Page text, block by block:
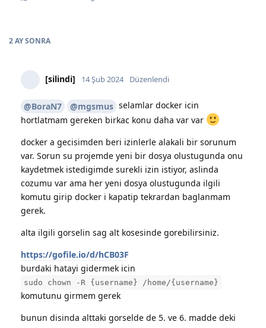
2 AYSONRA
[silindi] 14 Şub 2024 Düzenlendi
@BoraN7 @mgsmus selamlar docker icin
hortlatmam gereken birkac konu daha var var
docker a gecisimden beri izinlerle alakali bir sorunum
var. Sorun su projemde yeni bir dosya olustugunda onu
kaydetmek istedigimde surekli izin istiyor, aslinda
cozumu var ama her yeni dosya olustugunda ilgili
komutu girip docker i kapatip tekrardan baglanmam
gerek.
alta ilgili gorselin sag alt kosesinde gorebilirsiniz.
https://gofile.io/d/hCB03F
burdaki hatayi gidermek icin
sudo chown -R {username} /home/{username}
komutunu girmem gerek
bunun disinda alttaki gorselde de 5. ve 6. madde deki